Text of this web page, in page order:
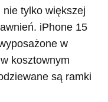
nie tylko większej
iPhone 15
w
kosztownym
są ramki